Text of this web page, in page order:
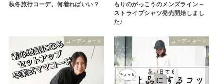
秋冬旅行コーデ。何着ればいい？
もりのがっこうのメンズライン～
ストライプシャツ発売開始しまし
た♪
コーディネート コーディネート